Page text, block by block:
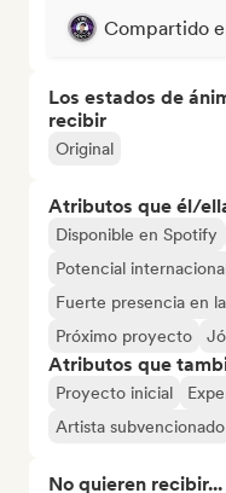
Compartido
Los estados de
recibir
Original
Atributos que él/
Disponible en Spotify
Potencial
Fuerte presencia en
Próximo proyecto
Atributos que
Proyecto inicial
Artista subvencionado
No quieren recibir...